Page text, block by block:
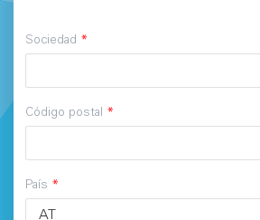
Sociedad *
Código postal *
País *